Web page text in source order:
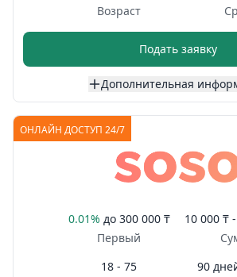
Возраст
Подать заявку
Дополнительная
ОНЛАЙН ДОСТУП 24/7
0.01% до 300 000 ₸
Первый
10 000 ₸ -
18 - 75
90